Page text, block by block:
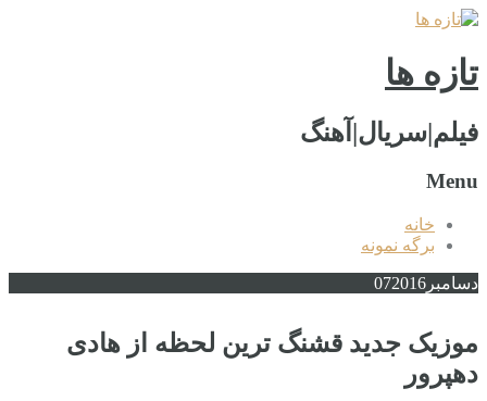
تازه ها
فیلم|سریال|آهنگ
Menu
خانه
برگه نمونه
دسامبر 072016
موزیک جدید قشنگ ترین لحظه از هادی
دهپرور